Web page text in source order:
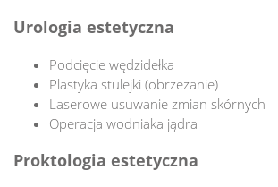
Urologia estetyczna
Podcięcie wędzidełka
Plastyka stulejki (obrzezanie)
Laserowe usuwanie zmian skórnych
Operacja wodniaka jądra
Proktologia estetyczna